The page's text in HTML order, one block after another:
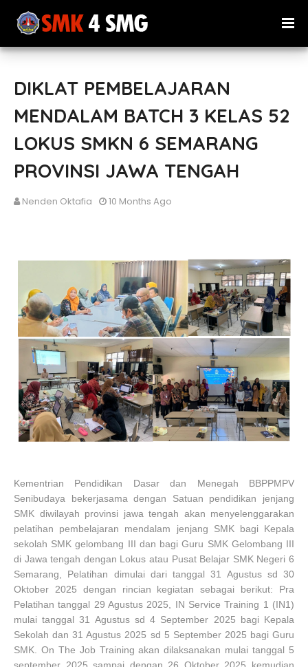
DIKLAT PEMBELAJARAN
MENDALAM BATCH 3 KELAS 52
LOKUS SMKN 6 SEMARANG
PROVINSI JAWA TENGAH
Nenden Oktafia 10 Months Ago
Kementrian Pendidikan Dasar dan Menegah BBPPMPV
Senibudaya bekerjasama dengan Satuan pendidikan jenjang
SMK diwilayah provinsi jawa tengah akan menyelenggarakan
pelatihan pembelajaran mendalam jenjang SMK bagi Kepala
sekolah SMK gelombang III dan bagi Guru SMK Gelombang III
di Jawa tengah dengan Lokus atau Pusat Belajar SMK Negeri 6
Semarang, Pelatihan dimulai dari tanggal 31 Agustus sd 30
Oktober 2025 dengan rincian kegiatan sebagai berikut: Pra
Pelatihan tanggal 29 Agustus 2025, IN Service Training 1 (IN1)
mulai tanggal 31 Agustus sd 4 September 2025 bagi Kepala
Sekolah dan 31 Agustus 2025 sd 5 September 2025 bagi Guru
SMK. On The Job Training akan dilaksanakan mulai tanggal 5
september 2025 sampai dengan 26 Oktober 2025 kemudian